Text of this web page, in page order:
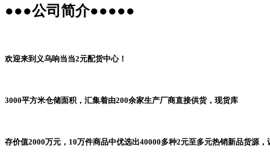
●●●公司简介●●●●●
欢迎来到义乌响当当2元配货中心！
3000平方米仓储面积，汇集着由200余家生产厂商直接供货，现货库
存价值2000万元，10万件商品中优选出40000多种2元至多元热销新品货源，